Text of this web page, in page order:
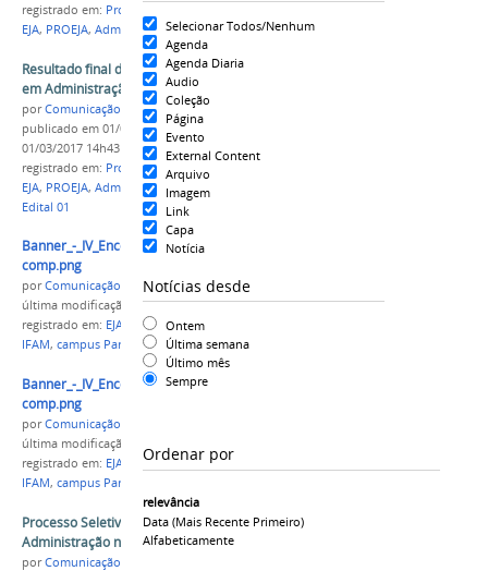
Selecionar Todos/Nenhum
Agenda
Agenda Diaria
Audio
Coleção
Página
Evento
External Content
Arquivo
Imagem
Link
Capa
Notícia
Notícias desde
Ontem
Última semana
Último mês
Sempre
Ordenar por
relevância
Data (mais Recente Primeiro)
Alfabeticamente
registrado em: Processo Seletivo
EJA, PROEJA, Administração,Campus Coari,2017
Resultado final do processo seletivo EJA - PROEJA
em Administração
porComunicação COARI
publicado em 01/03/2017 —última modificação
01/03/2017 14h43
registrado em: Processo Seletivo
EJA, PROEJA, Administração Campus Coari
Edital 01
Banner_-_IV_Encontro_Nacional_da_EJA
comp.png
porComunicação CPR
última modificação
em 29/09/2021 18h36
registrado em: EJA EPT, PROEJA,
IFAM, campus Parintins, encontro nacional
Banner_-_IV_Encontro_Nacional_da_EJA
comp.png
porComunicação CPR
última modificação
registrado em: EJA EPT,PROEJA, REDE FEDERAL
IFAM, campus Parintins
Processo Seletivo para Técnico em
Administração na modalidade EJA-PROEJA
porComunicação COARI